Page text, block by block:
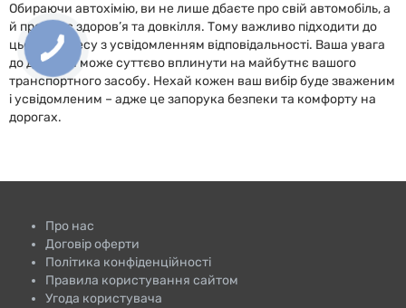
Обираючи автохімію, ви не лише дбаєте про свій автомобіль, а
й про своє здоров’я та довкілля. Тому важливо підходити до
цього процесу з усвідомленням відповідальності. Ваша увага
до деталей може суттєво вплинути на майбутнє вашого
транспортного засобу. Нехай кожен ваш вибір буде зваженим
і усвідомленим – адже це запорука безпеки та комфорту на
дорогах.
Про нас
Договір оферти
Політика конфіденційності
Правила користування сайтом
Угода користувача